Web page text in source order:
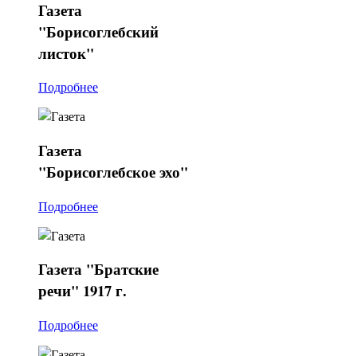
Газета
"Борисоглебский
листок"
Подробнее
Газета
"Борисоглебское эхо"
Подробнее
Газета "Братские
речи" 1917 г.
Подробнее